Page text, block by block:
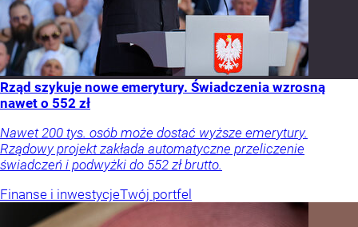
Rząd szykuje nowe emerytury. Świadczenia wzrosną
nawet o 552 zł
Nawet 200 tys. osób może dostać wyższe emerytury.
Rządowy projekt zakłada automatyczne przeliczenie
świadczeń i podwyżki do 552 zł brutto.
Finanse i inwestycjeTwój portfel